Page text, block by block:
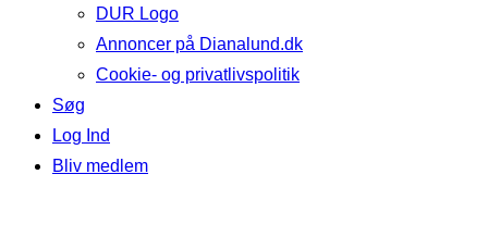
DUR Logo
Annoncer på Dianalund.dk
Cookie- og privatlivspolitik
Søg
Log Ind
Bliv medlem